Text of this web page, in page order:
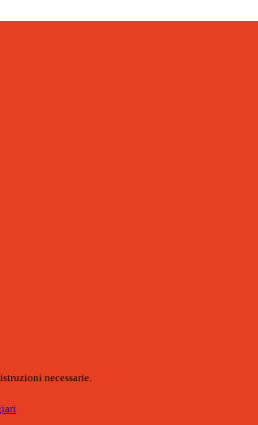
necessarie.